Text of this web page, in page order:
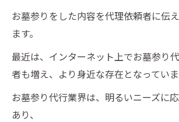
お墓参りをした内容を代理依頼者に伝
ます。
最近は、インターネット上でお墓参り
者も増え、より身近な存在となっていま
お墓参り代行業界は、明るいニーズに
あり、